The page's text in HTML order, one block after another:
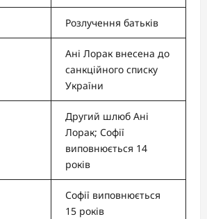
Розлучення батьків
Ані Лорак внесена до
санкційного списку
України
Другий шлюб Ані
Лорак; Софії
виповнюється 14
років
Софії виповнюється
15 років